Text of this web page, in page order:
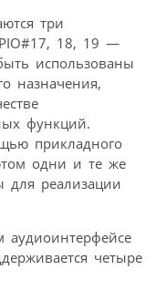
три
18, 19 —
использованы
назначения,
функций.
прикладного
одни и те же
для реализации
четыре